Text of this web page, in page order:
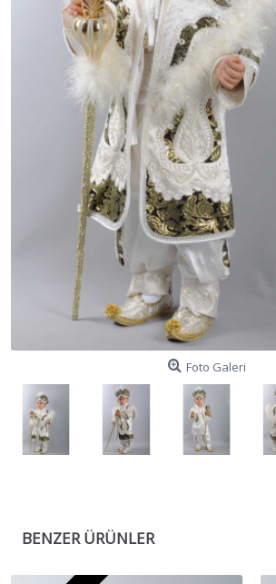
Foto Galeri
BENZER ÜRÜNLER